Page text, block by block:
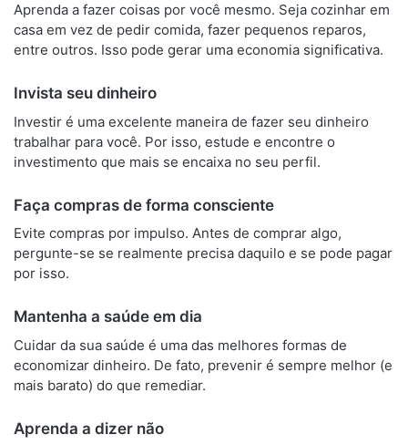
Aprenda a fazer coisas por você mesmo. Seja cozinhar em
casa em vez de pedir comida, fazer pequenos reparos,
entre outros. Isso pode gerar uma economia significativa.
Invista seu dinheiro
Investir é uma excelente maneira de fazer seu dinheiro
trabalhar para você. Por isso, estude e encontre o
investimento que mais se encaixa no seu perfil.
Faça compras de forma consciente
Evite compras por impulso. Antes de comprar algo,
pergunte-se se realmente precisa daquilo e se pode pagar
por isso.
Mantenha a saúde em dia
Cuidar da sua saúde é uma das melhores formas de
economizar dinheiro. De fato, prevenir é sempre melhor (e
mais barato) do que remediar.
Aprenda a dizer não